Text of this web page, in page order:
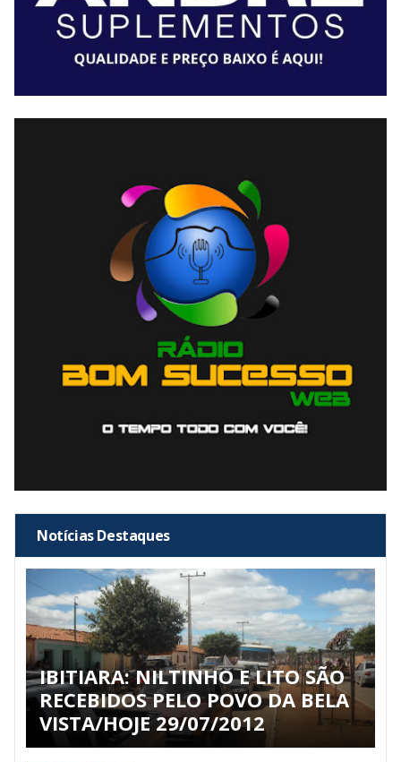
Notícias Destaques
IBITIARA: NILTINHO E LITO SÃO
RECEBIDOS PELO POVO DA BELA
VISTA/HOJE 29/07/2012